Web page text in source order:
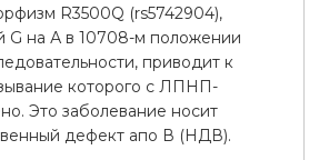
R3500Q (rs5742904),
G на А в 10708-м положении
приводит к
которого с ЛПНП-
Это заболевание носит
дефект апо В (НДВ).